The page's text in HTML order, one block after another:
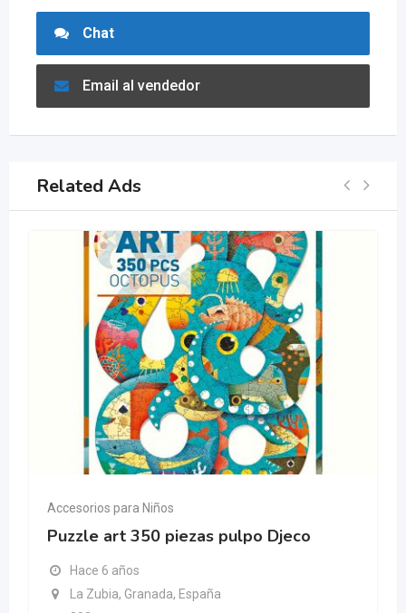
Chat
Email al vendedor
Related Ads
Accesorios para Niños
Puzzle art 350 piezas pulpo Djeco
Hace 6 años
La Zubia, Granada, España